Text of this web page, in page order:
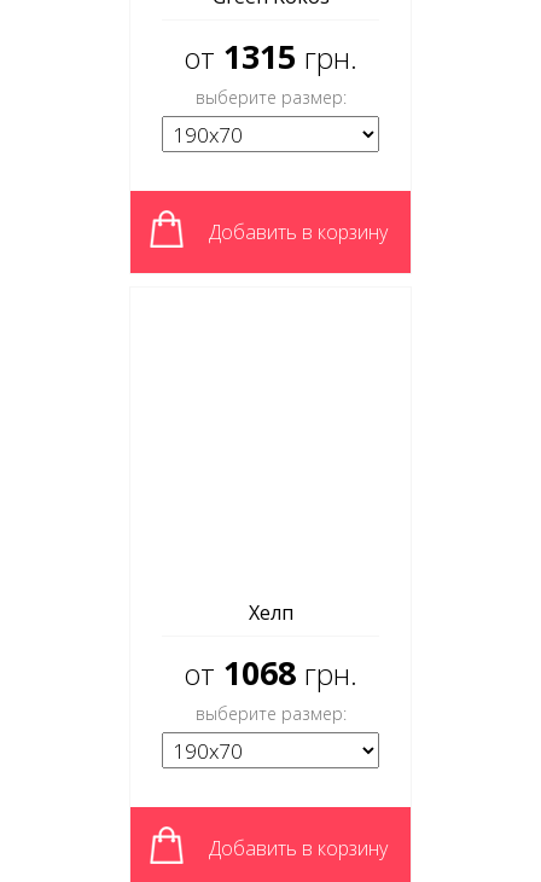
от 1315 грн.
выберите размер:
Добавить в корзину
Хелп
от 1068 грн.
выберите размер:
Добавить в корзину